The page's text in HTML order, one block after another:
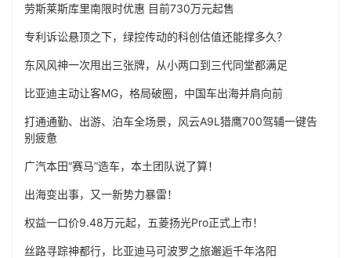
劳斯莱斯库里南限时优惠 目前730万元起售
专利诉讼悬顶之下，绿控传动的科创估值还能撑多久？
东风风神一次甩出三张牌，从小两口到三代同堂都满足
比亚迪主动让客MG，格局破圈，中国车出海并肩向前
打通通勤、出游、泊车全场景，风云A9L猎鹰700驾辅一键告
别疲惫
广汽本田“赛马”造车，本土团队说了算！
出海变出事，又一新势力暴雷！
权益一口价9.48万元起，五菱扬光Pro正式上市！
丝路寻踪神都行，比亚迪马可波罗之旅邂逅千年洛阳